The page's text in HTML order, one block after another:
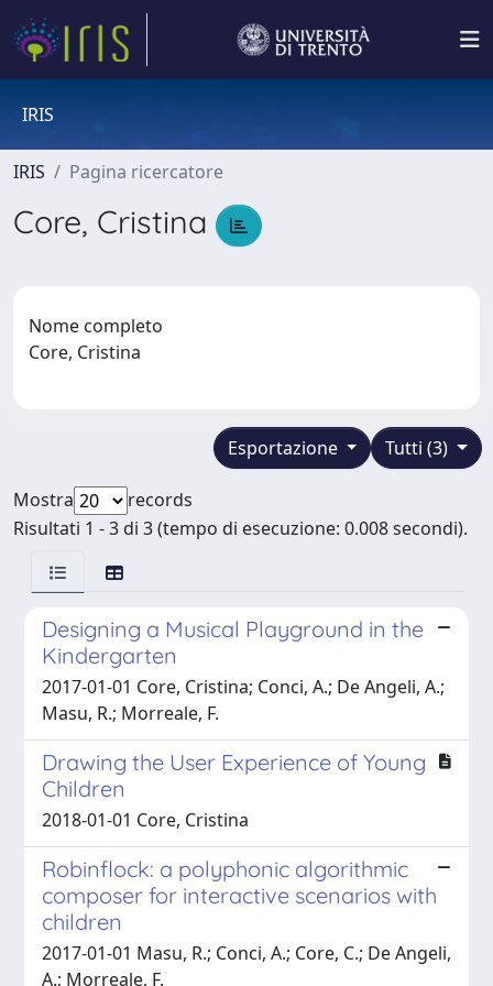
IRIS
IRIS Pagina ricercatore
Core, Cristina
Nome completo
Core, Cristina
Tutti (3)
Esportazione
Mostra
records
Risultati 1 - 3 di 3 (tempo di esecuzione: 0.008 secondi).
Designing a Musical Playground in the
Kindergarten
2017-01-01 Core, Cristina; Conci, A.; De Angeli, A.;
Masu, R.; Morreale, F.
Drawing the User Experience of Young
Children
2018-01-01 Core, Cristina
Robinflock: a polyphonic algorithmic
composer for interactive scenarios with
children
2017-01-01 Masu, R.; Conci, A.; Core, C.; De Angeli,
A.; Morreale, F.